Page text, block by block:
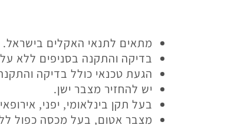
מתאים לתנאי האקלים בישראל.
בדיקה והתקנה בסניפים ללא
הגעת טכנאי כולל בדיקה
יש להחזיר מצבר ישן.
בעל תקן בינלאומי, יפני,
מצבר אטום, בעל מכסה כפול